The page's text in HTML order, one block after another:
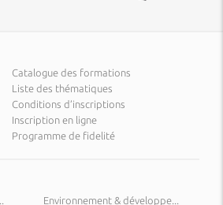
Catalogue des formations
Liste des thématiques
Conditions d’inscriptions
Inscription en ligne
Programme de fidelité
Environnement & développe...